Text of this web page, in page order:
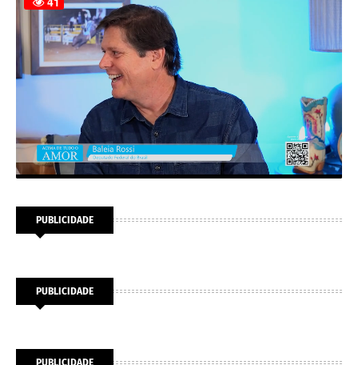
PUBLICIDADE
PUBLICIDADE
PUBLICIDADE